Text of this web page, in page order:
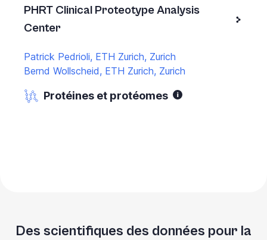
PHRT Clinical Proteotype Analysis
Center
Patrick Pedrioli, ETH Zurich, Zurich
Bernd Wollscheid, ETH Zurich, Zurich
Protéines et protéomes
Des scientifiques des données pour la